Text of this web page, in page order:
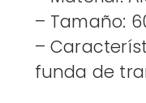
E010-
185
cantidad
– Tamaño:
–
funda de